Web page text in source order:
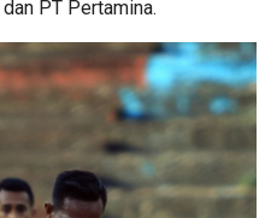
PT Pertamina.